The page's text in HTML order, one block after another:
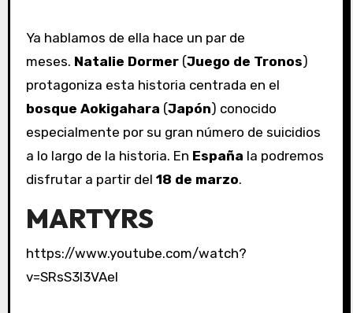
Ya hablamos de ella hace un par de
meses. Natalie Dormer(Juego de Tronos)
protagoniza esta historia centrada en el
bosque Aokigahara (Japón) conocido
especialmente por su gran número de suicidios
a lo largo de la historia. En España la podremos
disfrutar a partir del 18 de marzo.
MARTYRS
https://www.youtube.com/watch?
v=SRsS3I3VAeI